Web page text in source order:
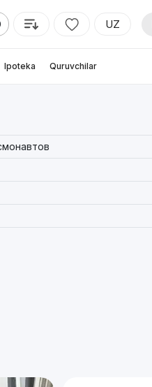
UZ
Ipoteka Quruvchilar